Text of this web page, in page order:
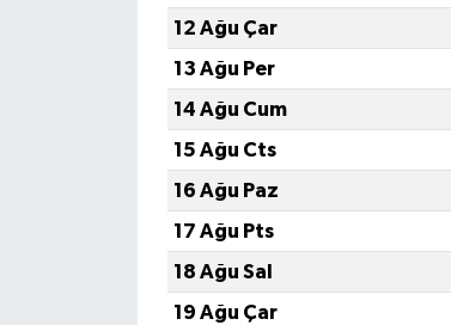
12 Ağu Çar
13 Ağu Per
14 Ağu Cum
15 Ağu Cts
16 Ağu Paz
17 Ağu Pts
18 Ağu Sal
19 Ağu Çar